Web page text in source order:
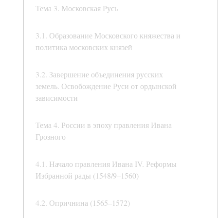
Тема 3. Московская Русь
3.1. Образование Московского княжества и
политика московских князей
3.2. Завершение объединения русских
земель. Освобождение Руси от ордынской
зависимости
Тема 4. России в эпоху правления Ивана
Грозного
4.1. Начало правления Ивана IV. Реформы
Избранной рады (1548/9–1560)
4.2. Опричнина (1565–1572)